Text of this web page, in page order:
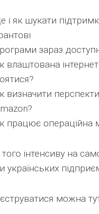
і як шукати
зараз
влаштована
визначити
працює операційна
інтенсиву на
українських
можна